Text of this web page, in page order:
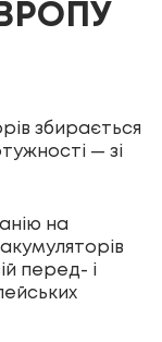
збирається
— зі
на
перед- і